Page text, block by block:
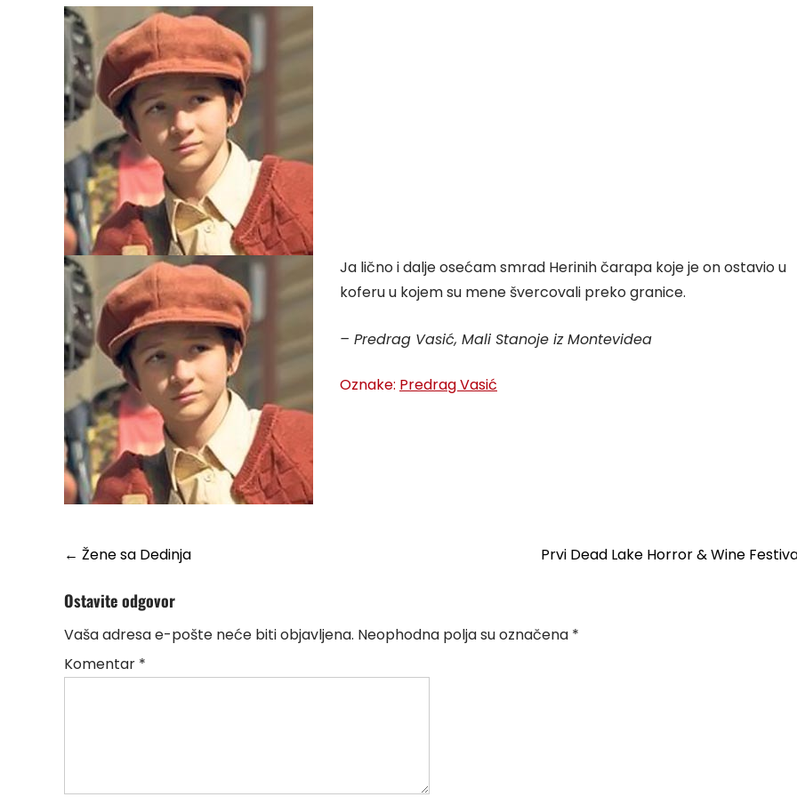
Ja lično i dalje osećam smrad Herinih čarapa koje je on ostavio u
koferu u kojem su mene švercovali preko granice.
– Predrag Vasić, Mali Stanoje iz Montevidea
Oznake: Predrag Vasić
Post
navigation
← Žene sa Dedinja Prvi Dead Lake Horror & Wine
Ostavite odgovor
Vaša adresa e-pošte neće biti objavljena. Neophodna polja su označena *
Komentar *